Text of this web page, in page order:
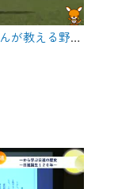
【日進】元中日ドラゴンズ山本昌広さんが教える野球教室